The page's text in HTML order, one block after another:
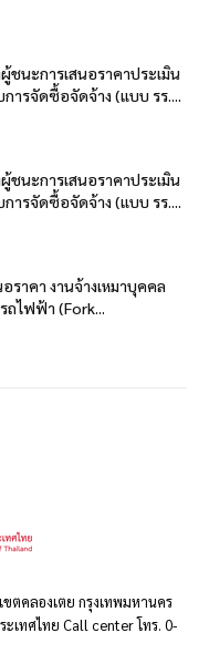
ชนะการเสนอราคาประเมิน
การจัดซื้อจัดจ้าง (แบบ รร....
ชนะการเสนอราคาประเมิน
การจัดซื้อจัดจ้าง (แบบ รร....
ราคา งานจ้างเหมาบุคคล
ไฟฟ้า (Fork...
ตคลองเตย กรุงเทพมหานคร
เทศไทย Call center โทร. 0-